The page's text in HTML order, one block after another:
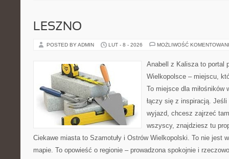
LESZNO
POSTED BY ADMIN LUT - 8 - 2026 MOŻLIWOŚĆ
Anabell z Kalisza to portal
Wielkopolsce – miejscu,
To miejsce dla miłośników
łączy się z inspiracją.
wyjazd, chcesz zajrzeć
wszyscy, znajdziesz tu
Ciekawe miasta to Szamotuły i Ostrów Wielkopolski. To nie jest
mapie. To opowieść o regionie – prowadzona spokojnie i